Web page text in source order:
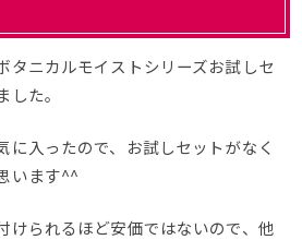
タニカルモイストシリーズお試しセ
た。
に入ったので、お試しセットがなく
います^^
けられるほど安価ではないので、他